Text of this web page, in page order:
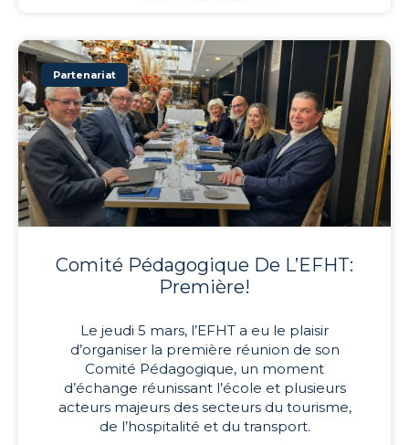
Partenariat
Comité Pédagogique De L’EFHT:
Première!
Le jeudi 5 mars, l’EFHT a eu le plaisir
d’organiser la première réunion de son
Comité Pédagogique, un moment
d’échange réunissant l’école et plusieurs
acteurs majeurs des secteurs du tourisme,
de l’hospitalité et du transport.